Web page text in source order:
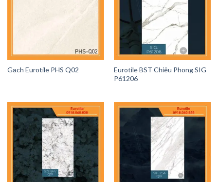
Gạch Eurotile PHS Q02
Eurotile BST Chiêu Phong SIG
P61206